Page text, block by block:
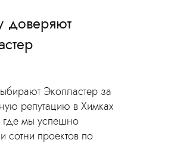
доверяют
Экопластер за
репутацию в Химках
мы успешно
сотни проектов по